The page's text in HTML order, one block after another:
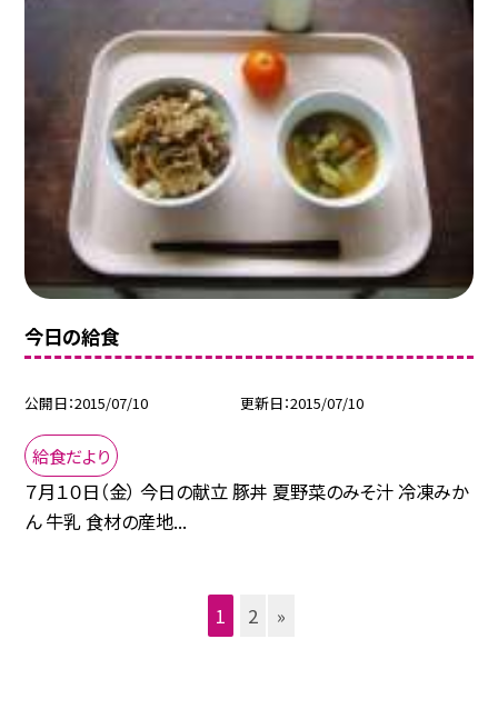
今日の給食
公開日 2015/07/10 更新日 2015/07/10
給食だより
７月１０日（金） 今日の献立 豚丼 夏野菜のみそ汁 冷凍みか
ん 牛乳 食材の産地...
1 2 »